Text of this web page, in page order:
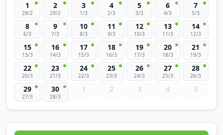
1
28/2
2
29/2
3
1/3
4
2/3
5
3/3
6
4/3
7
5/3
8
6/3
9
7/3
10
8/3
11
9/3
12
10/3
13
11/3
14
12/3
15
13/3
16
14/3
17
15/3
18
16/3
19
17/3
20
18/3
21
19/3
22
20/3
23
21/3
24
22/3
25
23/3
26
24/3
27
25/3
28
26/3
29
27/3
30
28/3
1 2 3 4 5